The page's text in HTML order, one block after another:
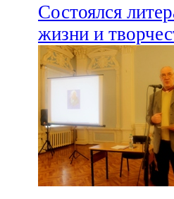
Состоялся
жизни и